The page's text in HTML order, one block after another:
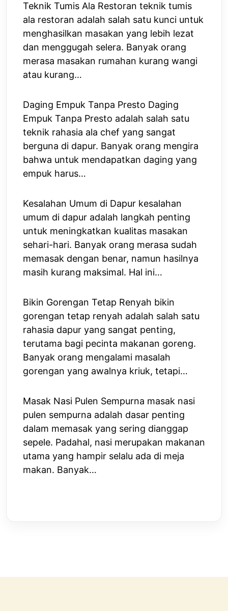
Teknik Tumis Ala Restoran teknik tumis
ala restoran adalah salah satu kunci untuk
menghasilkan masakan yang lebih lezat
dan menggugah selera. Banyak orang
merasa masakan rumahan kurang wangi
atau kurang…
Daging Empuk Tanpa Presto Daging
Empuk Tanpa Presto adalah salah satu
teknik rahasia ala chef yang sangat
berguna di dapur. Banyak orang mengira
bahwa untuk mendapatkan daging yang
empuk harus…
Kesalahan Umum di Dapur kesalahan
umum di dapur adalah langkah penting
untuk meningkatkan kualitas masakan
sehari-hari. Banyak orang merasa sudah
memasak dengan benar, namun hasilnya
masih kurang maksimal. Hal ini…
Bikin Gorengan Tetap Renyah bikin
gorengan tetap renyah adalah salah satu
rahasia dapur yang sangat penting,
terutama bagi pecinta makanan goreng.
Banyak orang mengalami masalah
gorengan yang awalnya kriuk, tetapi…
Masak Nasi Pulen Sempurna masak nasi
pulen sempurna adalah dasar penting
dalam memasak yang sering dianggap
sepele. Padahal, nasi merupakan makanan
utama yang hampir selalu ada di meja
makan. Banyak…